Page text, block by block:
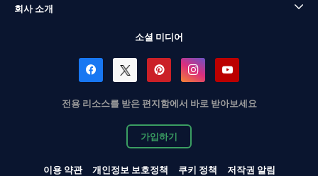
회사 소개
소셜 미디어
전용 리소스를 받은 편지함에서 바로 받아보세요
가입하기
이용 약관 개인정보 보호정책 쿠키 정책
저작권 알림